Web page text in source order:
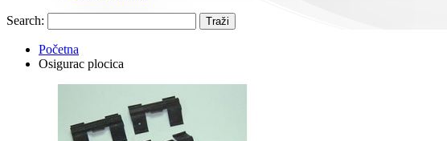
Search: Traži
Početna
Osigurac plocica